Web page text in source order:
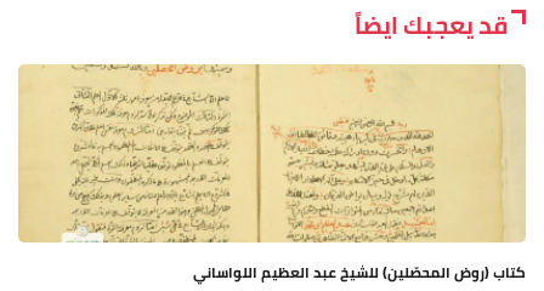
قد يعجبك ايضاً
كتاب (روض المحصّلين) للشيخ عبد العظيم اللواساني